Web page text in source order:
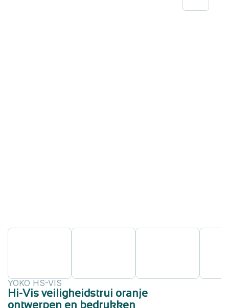
YOKO HS-VIS
Hi-Vis veiligheidstrui oranje
ontwerpen en bedrukken